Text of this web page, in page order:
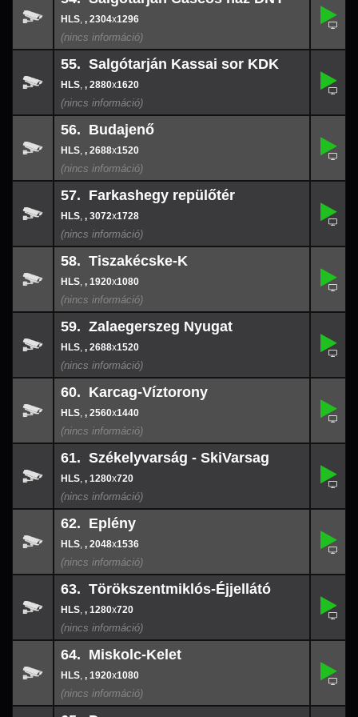
54. , , 2304x1296
,
2304x
55.
55. Salgótarján Kassai sor KDK
, , 2880x1620
,
2880x
56.
56. Budajenő
, , 2688x1520
,
2688x
57.
57. Farkashegy repülőtér
, , 3072x1728
,
3072x
58.
58. Tiszakécske-K
, , 1920x1080
,
1920x
59.
59. Zalaegerszeg Nyugat
, , 2688x1520
,
2688x
60.
60. Karcag-Víztorony
, , 2560x1440
,
2560x
61.
61. Székelyvarság - SkiVarsag
, , 1280x720
,
1280x
62.
62. Eplény
, , 2048x1536
,
2048x
63.
63. Törökszentmiklós-Éjjellátó
, , 1280x720
,
1280x
64.
64. Miskolc-Kelet
, , 1920x1080
,
1920x